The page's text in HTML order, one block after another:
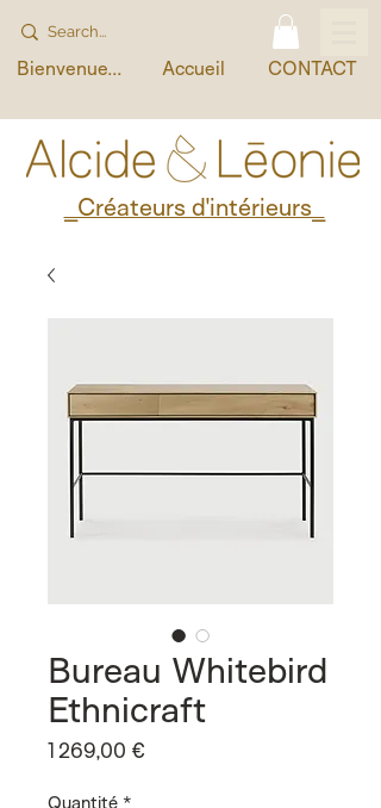
Bienvenue... Accueil CONTACT
_Créateurs d'intérieurs_
Bureau Whitebird
Ethnicraft
1 269,00 €
Quantité *